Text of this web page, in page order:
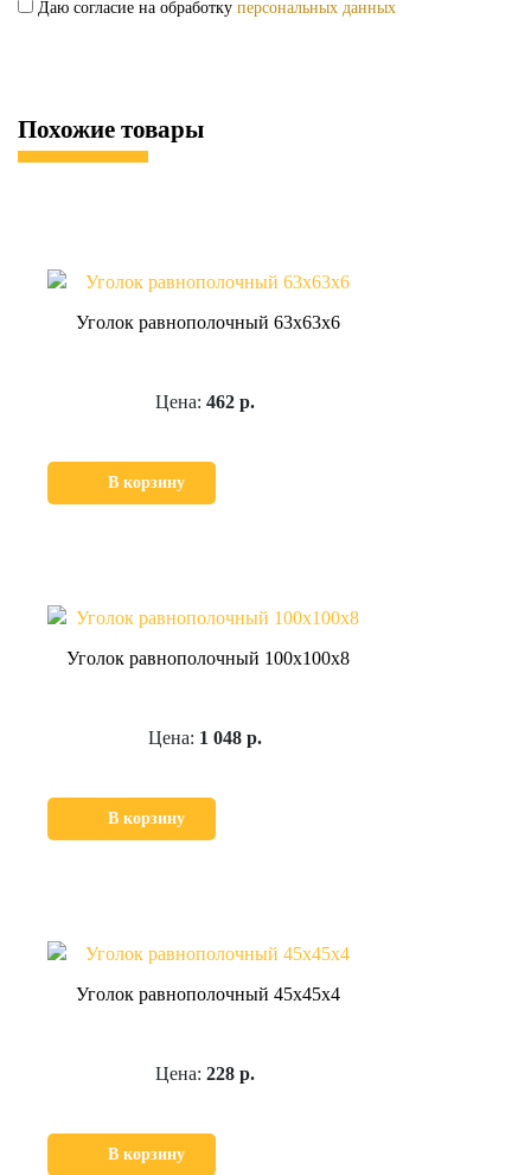
Даю согласие на обработку персональных данных
Похожие товары
Уголок равнополочный 63х63х6
Цена: 462 р.
В корзину
Уголок равнополочный 100х100х8
Цена: 1 048 р.
В корзину
Уголок равнополочный 45х45х4
Цена: 228 р.
В корзину